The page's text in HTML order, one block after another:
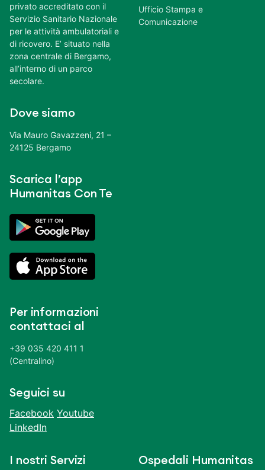
privato accreditato con il
Servizio Sanitario Nazionale
per le attività ambulatoriali e
di ricovero. E’ situato nella
zona centrale di Bergamo,
all’interno di un parco
secolare.
Dove siamo
Via Mauro Gavazzeni, 21 –
24125 Bergamo
Scarica l’app
Humanitas Con Te
Per informazioni
contattaci al
+39 035 420 411 1
(Centralino)
Seguici su
Facebook Youtube
LinkedIn
Ufficio Stampa e
Comunicazione
I nostri Servizi Ospedali Humanitas